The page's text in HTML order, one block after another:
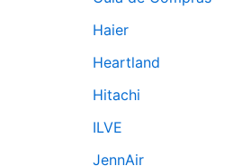
Haier
Heartland
Hitachi
ILVE
JennAir